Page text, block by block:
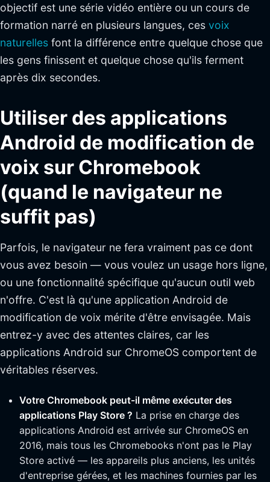
objectif est une série vidéo entière ou un cours de
formation narré en plusieurs langues, ces voix
naturelles font la différence entre quelque chose que
les gens finissent et quelque chose qu'ils ferment
après dix secondes.
Utiliser des applications
Android de modification de
voix sur Chromebook
(quand le navigateur ne
suffit pas)
Parfois, le navigateur ne fera vraiment pas ce dont
vous avez besoin — vous voulez un usage hors ligne,
ou une fonctionnalité spécifique qu'aucun outil web
n'offre. C'est là qu'une application Android de
modification de voix mérite d'être envisagée. Mais
entrez-y avec des attentes claires, car les
applications Android sur ChromeOS comportent de
véritables réserves.
Votre Chromebook peut-il même exécuter des
applications Play Store ? La prise en charge des
applications Android est arrivée sur ChromeOS en
2016, mais tous les Chromebooks n'ont pas le Play
Store activé — les appareils plus anciens, les unités
d'entreprise gérées, et les machines fournies par les